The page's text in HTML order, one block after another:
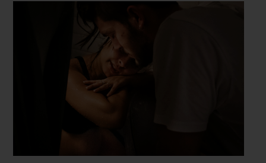
Poród w ekstazie – przewidziany